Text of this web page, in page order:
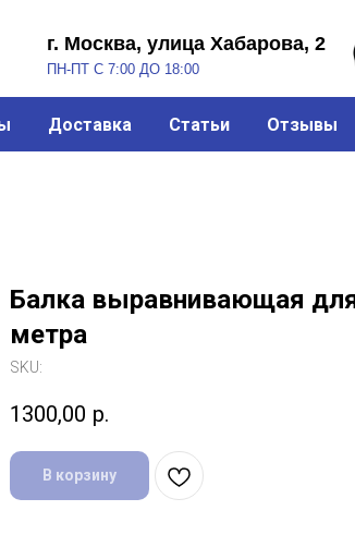
улица Хабарова, 2
7:00 ДО 18:00
Доставка Статьи Отзывы
Балка выравнивающая
метра
SKU:
1300,00 р.
В корзину